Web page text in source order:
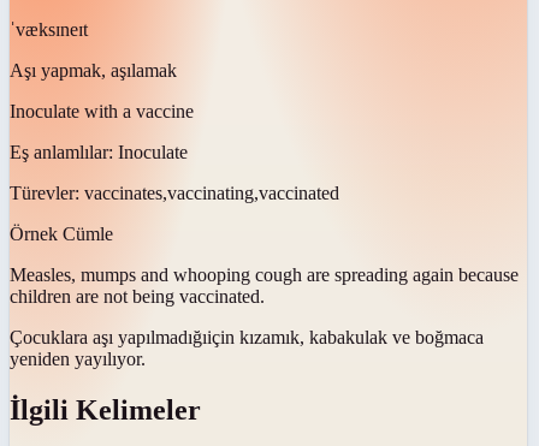
ˈvæksɪneɪt
Aşı yapmak, aşılamak
Inoculate with a vaccine
Eş anlamlılar: Inoculate
Türevler: vaccinates,vaccinating,vaccinated
Örnek Cümle
Measles, mumps and whooping cough are spreading again because
children are not being vaccinated.
Çocuklara aşı yapılmadığıiçin kızamık, kabakulak ve boğmaca
yeniden yayılıyor.
İlgili Kelimeler